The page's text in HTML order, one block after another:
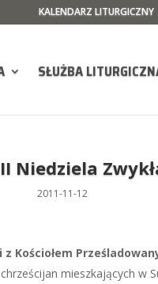
KALENDARZ LITURGICZNY
SŁUŻBA
Niedziela
2011-11-12
Kościołem
mieszkających w